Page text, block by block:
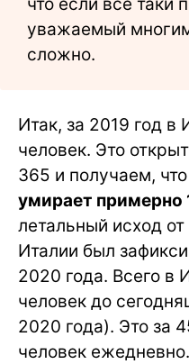
что если все таки
уважаемый
сложно.
Итак, за 2019 год
человек. Это
365 и получаем,
умирает примерно
летальный исход
Италии был
2020 года. Всего в
человек до
2020 года). Это за
человек